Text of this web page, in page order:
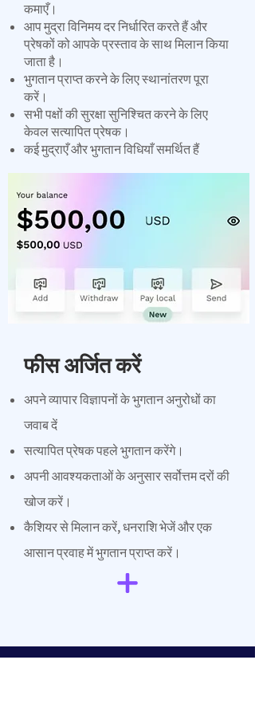
कमाएँ।
आप मुद्रा विनिमय दर निर्धारित करते हैं और
प्रेषकों को आपके प्रस्ताव के साथ मिलान किया
जाता है।
भुगतान प्राप्त करने के लिए स्थानांतरण पूरा
करें।
सभी पक्षों की सुरक्षा सुनिश्चित करने के लिए
केवल सत्यापित प्रेषक।
कई मुद्राएँ और भुगतान विधियाँ समर्थित हैं
फीस अर्जित करें
अपने व्यापार विज्ञापनों के भुगतान अनुरोधों का
जवाब दें
सत्यापित प्रेषक पहले भुगतान करेंगे।
अपनी आवश्यकताओं के अनुसार सर्वोत्तम दरों की
खोज करें।
कैशियर से मिलान करें, धनराशि भेजें और एक
आसान प्रवाह में भुगतान प्राप्त करें।